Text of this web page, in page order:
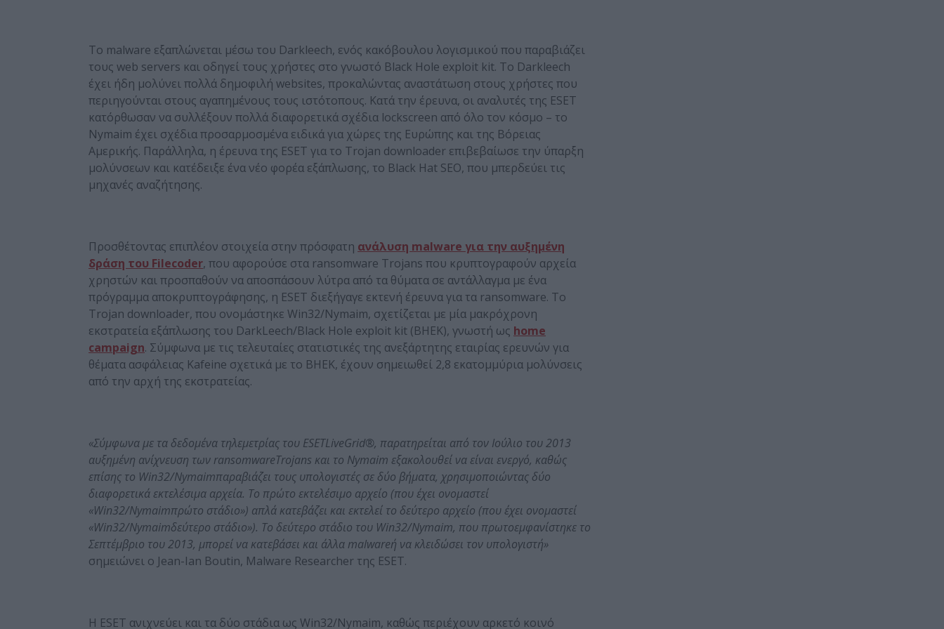
Το malware εξαπλώνεται μέσω του Darkleech, ενός κακόβουλου λογισμικού που παραβιάζει
τους web servers και οδηγεί τους χρήστες στο γνωστό Black Hole exploit kit. Το Darkleech
έχει ήδη μολύνει πολλά δημοφιλή websites, προκαλώντας αναστάτωση στους χρήστες που
περιηγούνται στους αγαπημένους τους ιστότοπους. Κατά την έρευνα, οι αναλυτές της ESET
κατόρθωσαν να συλλέξουν πολλά διαφορετικά σχέδια lockscreen από όλο τον κόσμο – το
Nymaim έχει σχέδια προσαρμοσμένα ειδικά για χώρες της Ευρώπης και της Βόρειας
Αμερικής. Παράλληλα, η έρευνα της ESET για το Trojan downloader επιβεβαίωσε την ύπαρξη
μολύνσεων και κατέδειξε ένα νέο φορέα εξάπλωσης, το Black Hat SEO, που μπερδεύει τις
μηχανές αναζήτησης.
Προσθέτοντας επιπλέον στοιχεία στην πρόσφατη ανάλυση malware για την αυξημένη
δράση του Filecoder, που αφορούσε στα ransomware Trojans που κρυπτογραφούν αρχεία
χρηστών και προσπαθούν να αποσπάσουν λύτρα από τα θύματα σε αντάλλαγμα με ένα
πρόγραμμα αποκρυπτογράφησης, η ESET διεξήγαγε εκτενή έρευνα για τα ransomware. Το
Trojan downloader, που ονομάστηκε Win32/Nymaim, σχετίζεται με μία μακρόχρονη
εκστρατεία εξάπλωσης του DarkLeech/Black Hole exploit kit (BHEK), γνωστή ως home
campaign. Σύμφωνα με τις τελευταίες στατιστικές της ανεξάρτητης εταιρίας ερευνών για
θέματα ασφάλειας Kafeine σχετικά με το BHEK, έχουν σημειωθεί 2,8 εκατομμύρια μολύνσεις
από την αρχή της εκστρατείας.
«Σύμφωνα με τα δεδομένα τηλεμετρίας του ESETLiveGrid®, παρατηρείται από τον Ιούλιο του 2013
αυξημένη ανίχνευση των ransomwareTrojans και το Nymaim εξακολουθεί να είναι ενεργό, καθώς
επίσης το Win32/Nymaimπαραβιάζει τους υπολογιστές σε δύο βήματα, χρησιμοποιώντας δύο
διαφορετικά εκτελέσιμα αρχεία. Το πρώτο εκτελέσιμο αρχείο (που έχει ονομαστεί
«Win32/Nymaimπρώτο στάδιο») απλά κατεβάζει και εκτελεί το δεύτερο αρχείο (που έχει ονομαστεί
«Win32/Nymaimδεύτερο στάδιο»). Το δεύτερο στάδιο του Win32/Nymaim, που πρωτοεμφανίστηκε το
Σεπτέμβριο του 2013, μπορεί να κατεβάσει και άλλα malwareή να κλειδώσει τον υπολογιστή»
σημειώνει ο Jean-Ian Boutin, Malware Researcher της ESET.
Η ESET ανιχνεύει και τα δύο στάδια ως Win32/Nymaim, καθώς περιέχουν αρκετό κοινό